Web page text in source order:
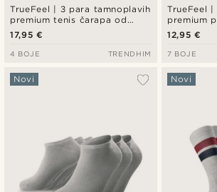
TrueFeel | 3 para tamnoplavih
premium tenis čarapa od
pamuka
17,95 €
4 BOJE TRENDHIM
TrueFeel
premium
gležnja
12,95 €
7 BOJE
Novi Novi